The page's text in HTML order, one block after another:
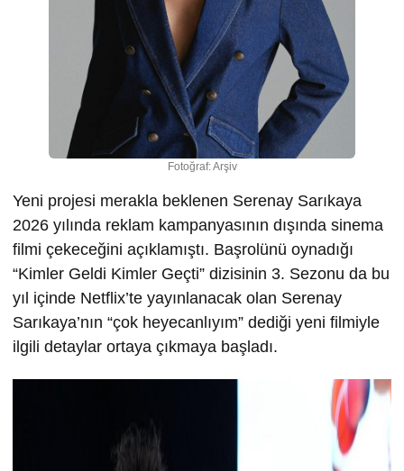
Fotoğraf: Arşiv
Yeni projesi merakla beklenen Serenay Sarıkaya
2026 yılında reklam kampanyasının dışında sinema
filmi çekeceğini açıklamıştı. Başrolünü oynadığı
“Kimler Geldi Kimler Geçti” dizisinin 3. Sezonu da bu
yıl içinde Netflix’te yayınlanacak olan Serenay
Sarıkaya’nın “çok heyecanlıyım” dediği yeni filmiyle
ilgili detaylar ortaya çıkmaya başladı.